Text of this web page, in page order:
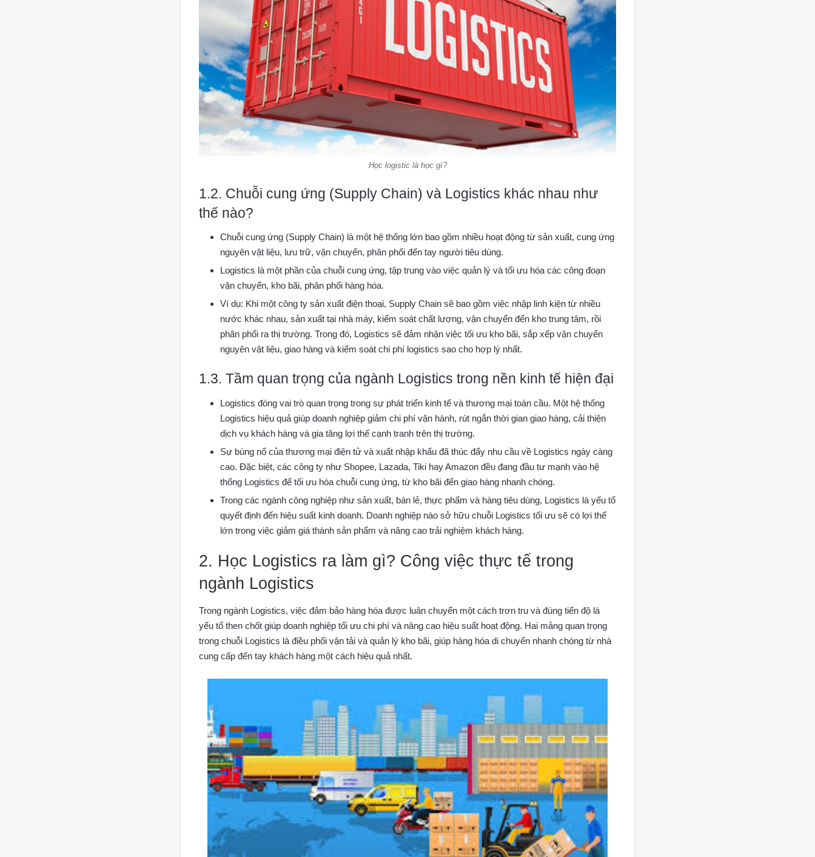
Học logistic là học gì?
1.2. Chuỗi cung ứng (Supply Chain) và Logistics khác nhau như
thế nào?
Chuỗi cung ứng (Supply Chain) là một hệ thống lớn bao gồm nhiều hoạt động từ sản xuất, cung ứng
nguyên vật liệu, lưu trữ, vận chuyển, phân phối đến tay người tiêu dùng.
Logistics là một phần của chuỗi cung ứng, tập trung vào việc quản lý và tối ưu hóa các công đoạn
vận chuyển, kho bãi, phân phối hàng hóa.
Ví dụ: Khi một công ty sản xuất điện thoại, Supply Chain sẽ bao gồm việc nhập linh kiện từ nhiều
nước khác nhau, sản xuất tại nhà máy, kiểm soát chất lượng, vận chuyển đến kho trung tâm, rồi
phân phối ra thị trường. Trong đó, Logistics sẽ đảm nhận việc tối ưu kho bãi, sắp xếp vận chuyển
nguyên vật liệu, giao hàng và kiểm soát chi phí logistics sao cho hợp lý nhất.
1.3. Tầm quan trọng của ngành Logistics trong nền kinh tế hiện đại
Logistics đóng vai trò quan trọng trong sự phát triển kinh tế và thương mại toàn cầu. Một hệ thống
Logistics hiệu quả giúp doanh nghiệp giảm chi phí vận hành, rút ngắn thời gian giao hàng, cải thiện
dịch vụ khách hàng và gia tăng lợi thế cạnh tranh trên thị trường.
Sự bùng nổ của thương mại điện tử và xuất nhập khẩu đã thúc đẩy nhu cầu về Logistics ngày càng
cao. Đặc biệt, các công ty như Shopee, Lazada, Tiki hay Amazon đều đang đầu tư mạnh vào hệ
thống Logistics để tối ưu hóa chuỗi cung ứng, từ kho bãi đến giao hàng nhanh chóng.
Trong các ngành công nghiệp như sản xuất, bán lẻ, thực phẩm và hàng tiêu dùng, Logistics là yếu tố
quyết định đến hiệu suất kinh doanh. Doanh nghiệp nào sở hữu chuỗi Logistics tối ưu sẽ có lợi thế
lớn trong việc giảm giá thành sản phẩm và nâng cao trải nghiệm khách hàng.
2. Học Logistics ra làm gì? Công việc thực tế trong
ngành Logistics
Trong ngành Logistics, việc đảm bảo hàng hóa được luân chuyển một cách trơn tru và đúng tiến độ là
yếu tố then chốt giúp doanh nghiệp tối ưu chi phí và nâng cao hiệu suất hoạt động. Hai mảng quan trọng
trong chuỗi Logistics là điều phối vận tải và quản lý kho bãi, giúp hàng hóa di chuyển nhanh chóng từ nhà
cung cấp đến tay khách hàng một cách hiệu quả nhất.